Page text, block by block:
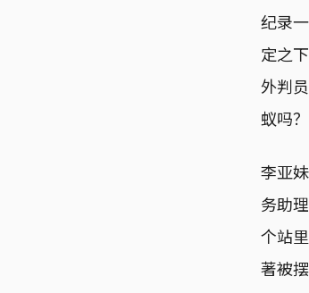
纪录
定之
外判
蚁吗？
李亚
务助
个站
著被